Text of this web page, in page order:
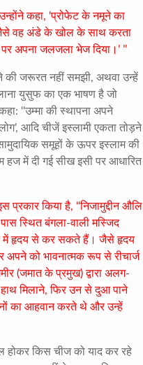
कहा, ‘प्रोफेट के नमूने का
जैसे वह अंडे के खोल के साथ करता
अपना जलजला भेज दिया।’ ’’
की जरूरत नहीं समझी, अथवा उन्हें
युसुफ का एक भाषण है जो
‘‘उम्मा की स्थापना अपने
, आदि चीजें इस्लामी एकता तोड़ने
समूहों के ऊपर इस्लाम की
हज में दी गई सीख इसी पर आधारित
प्रकार किया है, ‘‘निजामुद्दीन औलि
स्थित बंगला-वाली मस्जिद
में हृदय से कर सकते हैं। जैसे हृदय
को भावनात्मक रूप से रीचार्ज
(जमात के प्रमुख) द्वारा अलग-
मिलाने,फिर उन से दुआ पाने
का आहवान करते थे और उन्हें
होकर किस चीज को याद कर रहे